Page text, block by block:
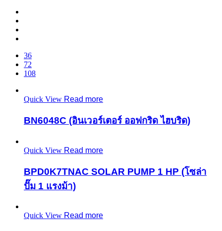
36
72
108
Quick View Read more
BN6048C (อินเวอร์เตอร์ ออฟกริด ไฮบริด)
Quick View Read more
BPD0K7TNAC SOLAR PUMP 1 HP (โซล่า
ปั๊ม 1 แรงม้า)
Quick View Read more